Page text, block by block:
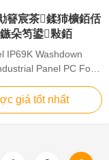
簮宸茶鍒犻櫎銆佸
朵笉鍙敤銆
IP69K Washdown
Panel PC For
1. 15" TFT
x 768, capacitive
Quad Core J1900
giá tốt nhất